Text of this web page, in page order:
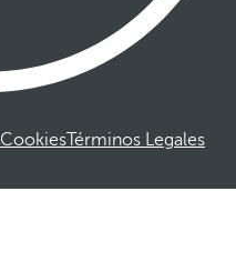
CookiesTérminos Legales